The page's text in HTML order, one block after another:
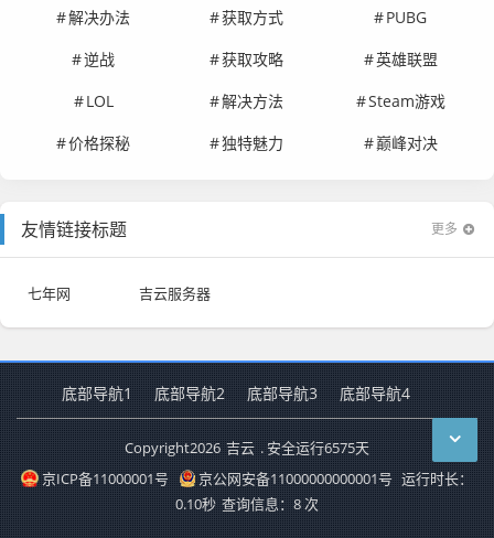
解决办法
获取方式
PUBG
逆战
获取攻略
英雄联盟
LOL
解决方法
Steam游戏
价格探秘
独特魅力 巅峰对决
友情链接标题 更多
七年网 吉云服务器
底部导航1 底部导航2 底部导航3 底部导航4
Copyright2026 吉云 . 安全运行6575天
京ICP备11000001号
京公网安备11000000000001号 运行时长：
0.10秒 查询信息：8 次